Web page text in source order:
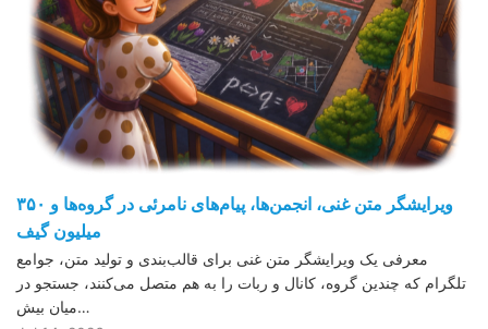
ویرایشگر متن غنی، انجمن‌ها، پیام‌های نامرئی در گروه‌ها و ۳۵۰
میلیون گیف
معرفی یک ویرایشگر متن غنی برای قالب‌بندی و تولید متن، جوامع
تلگرام که چندین گروه، کانال و ربات را به هم متصل می‌کنند، جستجو در
میان بیش…